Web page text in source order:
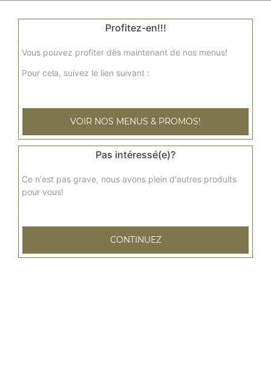
Profitez-en!!!
Vous pouvez profiter dès maintenant de nos menus!
Pour cela, suivez le lien suivant :
VOIR NOS MENUS & PROMOS!
Pas intéressé(e)?
Ce n'est pas grave, nous avons plein d'autres produits
pour vous!
CONTINUEZ